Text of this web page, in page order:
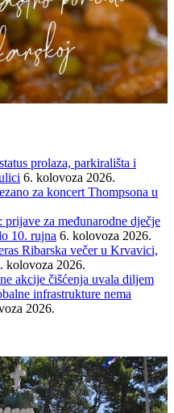
prolaza, parkirališta i
6. kolovoza 2026.
za koncert Thompsona u
za međunarodne dječje
10. rujna 6. kolovoza 2026.
Ribarska večer u Krvavici,
kolovoza 2026.
akcije čišćenja uvala diljem
infrastrukture nema
2026.